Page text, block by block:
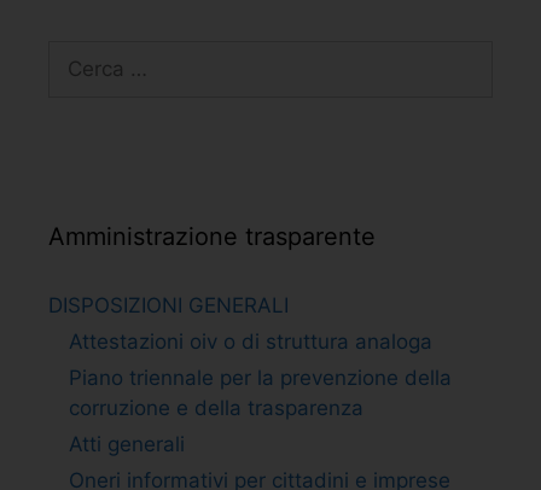
Amministrazione trasparente
DISPOSIZIONI GENERALI
Attestazioni oiv o di struttura analoga
Piano triennale per la prevenzione della
corruzione e della trasparenza
Atti generali
Oneri informativi per cittadini e imprese